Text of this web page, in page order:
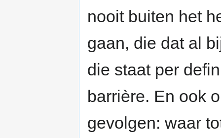
nooit buiten het
gaan, die dat al
die staat per
barrière. En ook
gevolgen: waar